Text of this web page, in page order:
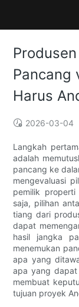
Pancang
Harus
2026-03-04
Langkah
adalah
pancang ke
mengevaluasi
pemilik properti
saja, pilihan
tiang dari
dapat
hasil jangka
menemukan
apa yang
apa yang dapat
membuat
tujuan proyek